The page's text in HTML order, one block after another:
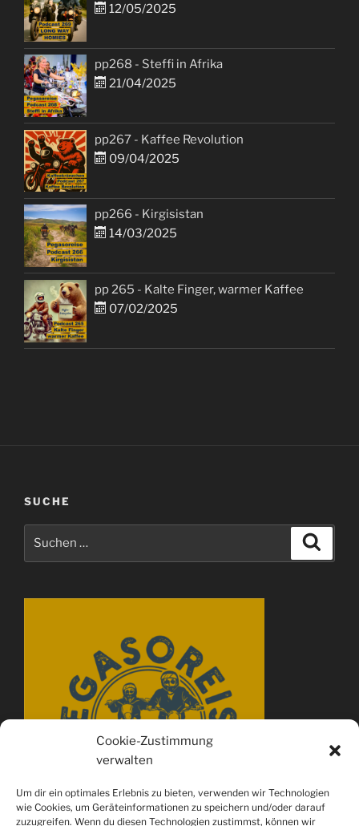
Cookie-Zustimmung
verwalten
Um dir ein optimales Erlebnis zu bieten, verwenden wir Technologien
wie Cookies, um Geräteinformationen zu speichern und/oder darauf
zuzugreifen. Wenn du diesen Technologien zustimmst, können wir
12/05/2025
pp268 - Steffi in Afrika
21/04/2025
pp267 - Kaffee Revolution
09/04/2025
pp266 - Kirgisistan
14/03/2025
pp 265 - Kalte Finger, warmer Kaffee
07/02/2025
SUCHE